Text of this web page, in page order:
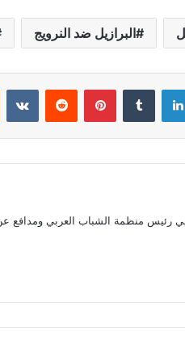
البرازيل ضد النرويج
بينتيريست
رئيس منظمة الشباب العربي ومدافع